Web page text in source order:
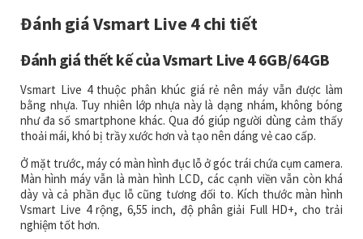
Đánh giá Vsmart Live 4 chi tiết
Đánh giá thết kế của Vsmart Live 4 6GB/64GB
Vsmart Live 4 thuộc phân khúc giá rẻ nên máy vẫn được làm
bằng nhựa. Tuy nhiên lớp nhựa này là dạng nhám, không bóng
như đa số smartphone khác. Qua đó giúp người dùng cảm thấy
thoải mái, khó bị trầy xước hơn và tạo nên dáng vẻ cao cấp.
Ở mặt trước, máy có màn hình đục lỗ ở góc trái chứa cụm camera.
Màn hình máy vẫn là màn hình LCD, các cạnh viền vẫn còn khá
dày và cả phần đục lỗ cũng tương đối to. Kích thước màn hình
Vsmart Live 4 rộng, 6,55 inch, độ phân giải Full HD+, cho trải
nghiệm tốt hơn.